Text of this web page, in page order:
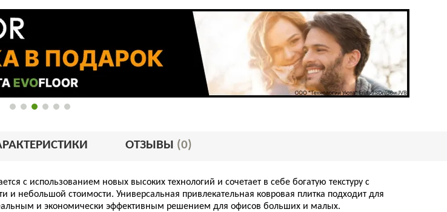
ОТЗЫВЫ (0)
с использованием новых высоких технологий и сочетает в себе богатую текстуру с
и небольшой стоимости. Универсальная привлекательная ковровая плитка подходит для
и экономически эффективным решением для офисов больших и малых.